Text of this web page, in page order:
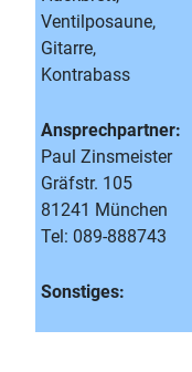
Ventilposaune,
Gitarre,
Kontrabass
Ansprechpartner:
Paul Zinsmeister
Gräfstr. 105
81241 München
Tel: 089-888743
Sonstiges: